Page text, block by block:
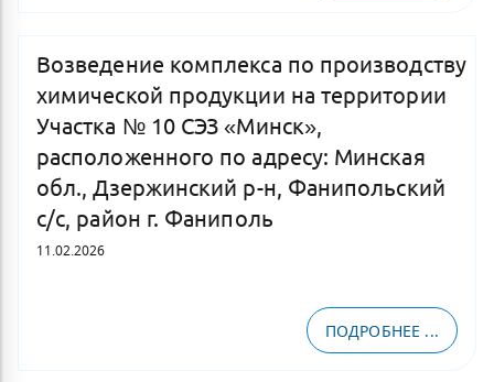
Возведение комплекса по производству
химической продукции на территории
Участка № 10 СЭЗ «Минск»,
расположенного по адресу: Минская
обл., Дзержинский р-н, Фанипольский
с/с, район г. Фаниполь
11.02.2026
ПОДРОБНЕЕ ...